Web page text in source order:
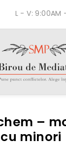
L - V: 9:00AM
–
minori